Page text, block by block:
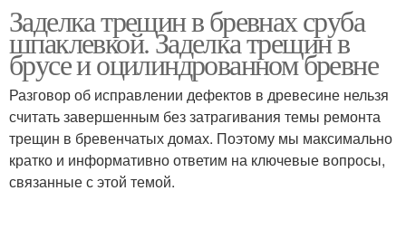
Шпаклевок для трещин Продольные трещины
Заделка трещин в бревнах сруба
шпаклевкой. Заделка трещин в
брусе и оцилиндрованном бревне
Разговор об исправлении дефектов в древесине нельзя
считать завершенным без затрагивания темы ремонта
трещин в бревенчатых домах. Поэтому мы максимально
кратко и информативно ответим на ключевые вопросы,
связанные с этой темой.